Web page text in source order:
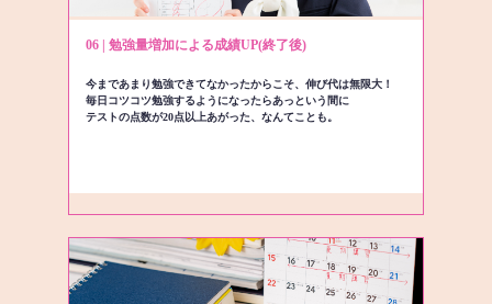
06 | 勉強量増加による成績UP(終了後)
今まであまり勉強できてなかったからこそ、伸び代は無限大！
毎日コツコツ勉強するようになったらあっという間に
テストの点数が20点以上あがった、なんてことも。